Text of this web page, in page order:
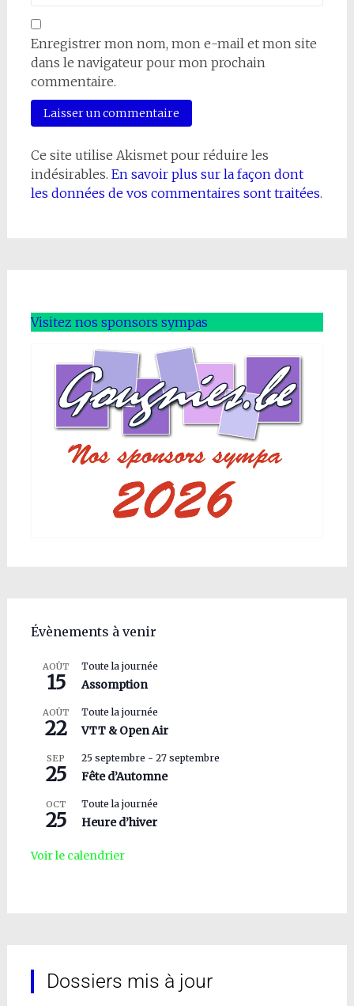
Enregistrer mon nom, mon e-mail et mon site
dans le navigateur pour mon prochain
commentaire.
Ce site utilise Akismet pour réduire les
indésirables. En savoir plus sur la façon dont
les données de vos commentaires sont traitées.
Visitez nos sponsors sympas
Évènements à venir
AOÛT
15
Toute la journée
Assomption
AOÛT
22
Toute la journée
VTT & Open Air
SEP
25
25 septembre - 27 septembre
Fête d’Automne
OCT
25
Toute la journée
Heure d’hiver
Voir le calendrier
Dossiers mis à jour